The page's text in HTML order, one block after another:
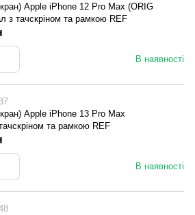
Apple iPhone 12 Pro Max (ORIG
з тачскріном та рамкою REF
В наявності
Apple iPhone 13 Pro Max
та рамкою REF
В наявності